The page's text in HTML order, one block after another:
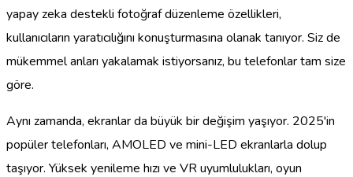
yapay zeka destekli fotoğraf düzenleme özellikleri,
kullanıcıların yaratıcılığını konuşturmasına olanak tanıyor. Siz de
mükemmel anları yakalamak istiyorsanız, bu telefonlar tam size
göre.
Aynı zamanda, ekranlar da büyük bir değişim yaşıyor. 2025'in
popüler telefonları, AMOLED ve mini-LED ekranlarla dolup
taşıyor. Yüksek yenileme hızı ve VR uyumlulukları, oyun